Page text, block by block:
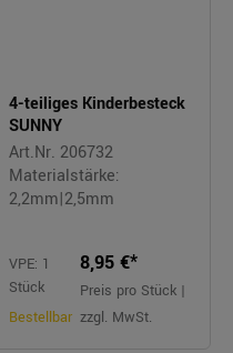
4-teiliges Kinderbesteck
SUNNY
Art.Nr. 206732
Materialstärke:
2,2mm|2,5mm
VPE: 1
Stück
Bestellbar
8,95 €*
Preis pro Stück |
zzgl. MwSt.